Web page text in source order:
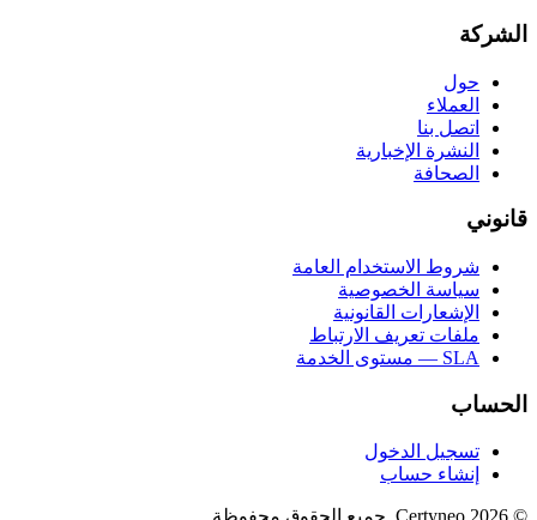
الشركة
حول
العملاء
اتصل بنا
النشرة الإخبارية
الصحافة
قانوني
شروط الاستخدام العامة
سياسة الخصوصية
الإشعارات القانونية
ملفات تعريف الارتباط
SLA — مستوى الخدمة
الحساب
تسجيل الدخول
إنشاء حساب